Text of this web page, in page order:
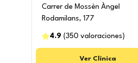
Carrer de Mossèn Àngel
Rodamilans, 177
4.9 (350 valoraciones )
Ver Clínica